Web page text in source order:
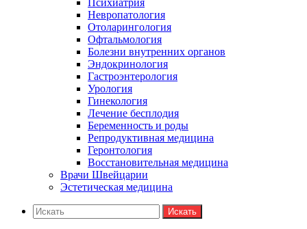
Психиатрия
Невропатология
Отоларингология
Офтальмология
Болезни внутренних органов
Эндокринология
Гастроэнтерология
Урология
Гинекология
Лечение бесплодия
Беременность и роды
Репродуктивная медицина
Геронтология
Восстановительная медицина
Врачи Швейцарии
Эстетическая медицина
Искать